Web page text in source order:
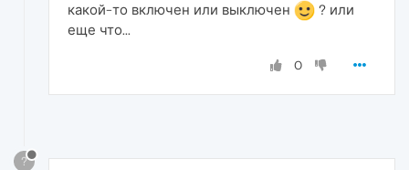
какой-то включен или выключен
? или
еще что...
0
?